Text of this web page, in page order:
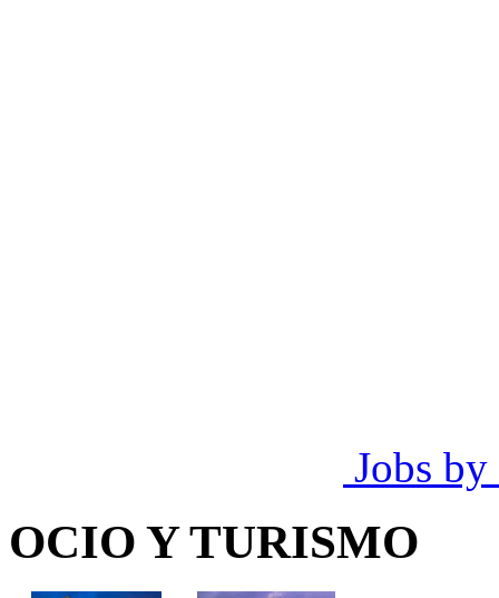
Jobs by
OCIO Y TURISMO